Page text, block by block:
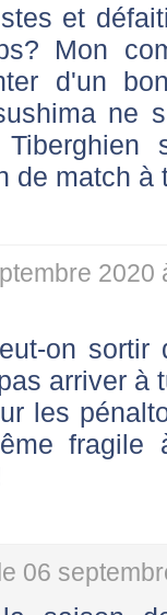
et
Mon
d'un
ne
de match à
2020
on
arriver à
les
fragile
le 06